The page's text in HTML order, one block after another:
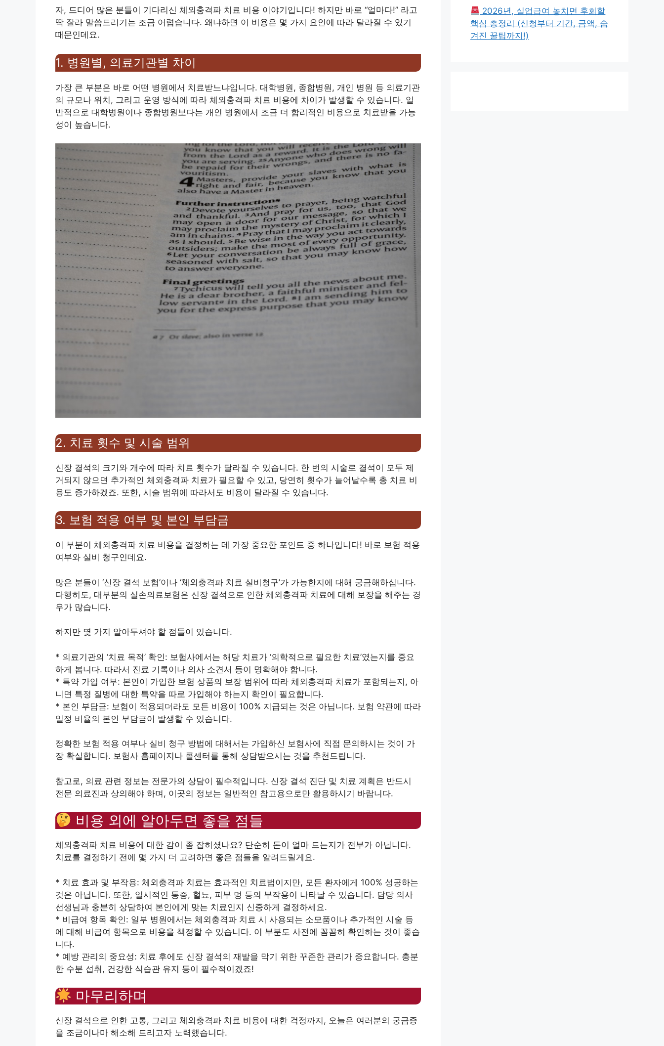
자, 드디어 많은 분들이 기다리신 체외충격파 치료 비용 이야기입니다! 하지만 바로 “얼마다!” 라고
딱 잘라 말씀드리기는 조금 어렵습니다. 왜냐하면 이 비용은 몇 가지 요인에 따라 달라질 수 있기
때문인데요.
1. 병원별, 의료기관별 차이
가장 큰 부분은 바로 어떤 병원에서 치료받느냐입니다. 대학병원, 종합병원, 개인 병원 등 의료기관
의 규모나 위치, 그리고 운영 방식에 따라 체외충격파 치료 비용에 차이가 발생할 수 있습니다. 일
반적으로 대학병원이나 종합병원보다는 개인 병원에서 조금 더 합리적인 비용으로 치료받을 가능
성이 높습니다.
2. 치료 횟수 및 시술 범위
신장 결석의 크기와 개수에 따라 치료 횟수가 달라질 수 있습니다. 한 번의 시술로 결석이 모두 제
거되지 않으면 추가적인 체외충격파 치료가 필요할 수 있고, 당연히 횟수가 늘어날수록 총 치료 비
용도 증가하겠죠. 또한, 시술 범위에 따라서도 비용이 달라질 수 있습니다.
3. 보험 적용 여부 및 본인 부담금
이 부분이 체외충격파 치료 비용을 결정하는 데 가장 중요한 포인트 중 하나입니다! 바로 보험 적용
여부와 실비 청구인데요.
많은 분들이 ‘신장 결석 보험’이나 ‘체외충격파 치료 실비청구’가 가능한지에 대해 궁금해하십니다.
다행히도, 대부분의 실손의료보험은 신장 결석으로 인한 체외충격파 치료에 대해 보장을 해주는 경
우가 많습니다.
하지만 몇 가지 알아두셔야 할 점들이 있습니다.
* 의료기관의 ‘치료 목적’ 확인: 보험사에서는 해당 치료가 ‘의학적으로 필요한 치료’였는지를 중요
하게 봅니다. 따라서 진료 기록이나 의사 소견서 등이 명확해야 합니다.
* 특약 가입 여부: 본인이 가입한 보험 상품의 보장 범위에 따라 체외충격파 치료가 포함되는지, 아
니면 특정 질병에 대한 특약을 따로 가입해야 하는지 확인이 필요합니다.
* 본인 부담금: 보험이 적용되더라도 모든 비용이 100% 지급되는 것은 아닙니다. 보험 약관에 따라
일정 비율의 본인 부담금이 발생할 수 있습니다.
정확한 보험 적용 여부나 실비 청구 방법에 대해서는 가입하신 보험사에 직접 문의하시는 것이 가
장 확실합니다. 보험사 홈페이지나 콜센터를 통해 상담받으시는 것을 추천드립니다.
참고로, 의료 관련 정보는 전문가의 상담이 필수적입니다. 신장 결석 진단 및 치료 계획은 반드시
전문 의료진과 상의해야 하며, 이곳의 정보는 일반적인 참고용으로만 활용하시기 바랍니다.
비용 외에 알아두면 좋을 점들
체외충격파 치료 비용에 대한 감이 좀 잡히셨나요? 단순히 돈이 얼마 드는지가 전부가 아닙니다.
치료를 결정하기 전에 몇 가지 더 고려하면 좋은 점들을 알려드릴게요.
* 치료 효과 및 부작용: 체외충격파 치료는 효과적인 치료법이지만, 모든 환자에게 100% 성공하는
것은 아닙니다. 또한, 일시적인 통증, 혈뇨, 피부 멍 등의 부작용이 나타날 수 있습니다. 담당 의사
선생님과 충분히 상담하여 본인에게 맞는 치료인지 신중하게 결정하세요.
* 비급여 항목 확인: 일부 병원에서는 체외충격파 치료 시 사용되는 소모품이나 추가적인 시술 등
에 대해 비급여 항목으로 비용을 책정할 수 있습니다. 이 부분도 사전에 꼼꼼히 확인하는 것이 좋습
니다.
* 예방 관리의 중요성: 치료 후에도 신장 결석의 재발을 막기 위한 꾸준한 관리가 중요합니다. 충분
한 수분 섭취, 건강한 식습관 유지 등이 필수적이겠죠!
마무리하며
신장 결석으로 인한 고통, 그리고 체외충격파 치료 비용에 대한 걱정까지, 오늘은 여러분의 궁금증
을 조금이나마 해소해 드리고자 노력했습니다.
2026년, 실업급여 놓치면 후회할
핵심 총정리 (신청부터 기간, 금액, 숨
겨진 꿀팁까지!)